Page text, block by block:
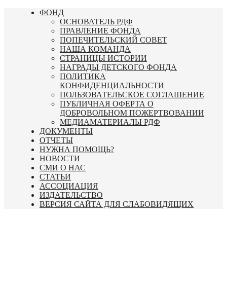
Перейти
ФОНД
ОСНОВАТЕЛЬ РДФ
ПРАВЛЕНИЕ ФОНДА
ПОПЕЧИТЕЛЬСКИЙ СОВЕТ
НАША КОМАНДА
СТРАНИЦЫ ИСТОРИИ
НАГРАДЫ ДЕТСКОГО ФОНДА
ПОЛИТИКА
КОНФИДЕНЦИАЛЬНОСТИ
ПОЛЬЗОВАТЕЛЬСКОЕ СОГЛАШЕНИЕ
ПУБЛИЧНАЯ ОФЕРТА О
ДОБРОВОЛЬНОМ ПОЖЕРТВОВАНИИ
МЕДИАМАТЕРИАЛЫ РДФ
ДОКУМЕНТЫ
ОТЧЕТЫ
НУЖНА ПОМОЩЬ?
НОВОСТИ
СМИ О НАС
СТАТЬИ
АССОЦИАЦИЯ
ИЗДАТЕЛЬСТВО
ВЕРСИЯ САЙТА ДЛЯ СЛАБОВИДЯЩИХ